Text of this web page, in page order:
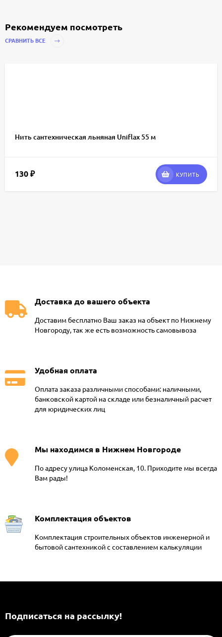
Рекомендуем посмотреть
СРАВНИТЬ ВСЕ
Нить сантехническая льняная Uniflax 55 м
130 ₽ КУПИТЬ
Доставка до вашего объекта
Доставим бесплатно Ваш заказ на объект по Нижнему
Новгороду, так же есть возможность самовывоза
Удобная оплата
Оплата заказа различными способами: наличными,
банковской картой на складе или безналичный расчет
для юридических лиц
Мы находимся в Нижнем Новгороде
По адресу улица Коломенская, 10. Приходите мы всегда
Вам рады!
Комплектация объектов
Комплектация строительных объектов инженерной и
бытовой сантехникой с составлением калькуляции
Подписаться на рассылкy!